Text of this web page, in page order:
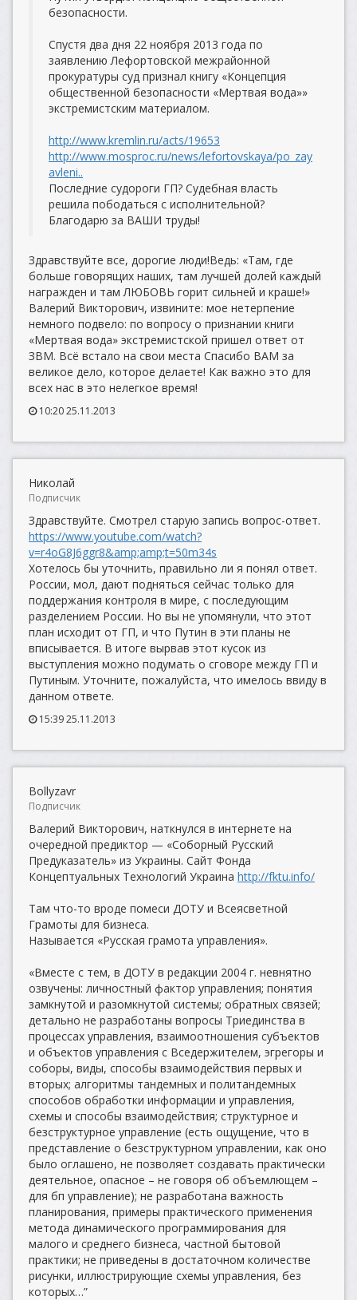
безопасности.
Спустя два дня 22 ноября 2013 года по
заявлению Лефортовской межрайонной
прокуратуры суд признал книгу «Концепция
общественной безопасности «Мертвая вода»»
экстремистским материалом.
http://www.kremlin.ru/acts/19653
http://www.mosproc.ru/news/lefortovskaya/po_zay
avleni..
Последние судороги ГП? Судебная власть
решила пободаться с исполнительной?
Благодарю за ВАШИ труды!
Здравствуйте все, дорогие люди!Ведь: «Там, где
больше говорящих наших, там лучшей долей каждый
награжден и там ЛЮБОВЬ горит сильней и краше!»
Валерий Викторович, извините: мое нетерпение
немного подвело: по вопросу о признании книги
«Мертвая вода» экстремистской пришел ответ от
ЗВМ. Всё встало на свои места Спасибо ВАМ за
великое дело, которое делаете! Как важно это для
всех нас в это нелегкое время!
10:20 25.11.2013
Николай
Подписчик
Здравствуйте. Смотрел старую запись вопрос-ответ.
https://www.youtube.com/watch?
v=r4oG8J6ggr8&amp;amp;t=50m34s
Хотелось бы уточнить, правильно ли я понял ответ.
России, мол, дают подняться сейчас только для
поддержания контроля в мире, с последующим
разделением России. Но вы не упомянули, что этот
план исходит от ГП, и что Путин в эти планы не
вписывается. В итоге вырвав этот кусок из
выступления можно подумать о сговоре между ГП и
Путиным. Уточните, пожалуйста, что имелось ввиду в
данном ответе.
15:39 25.11.2013
Bollyzavr
Подписчик
Валерий Викторович, наткнулся в интернете на
очередной предиктор — «Соборный Русский
Предуказатель» из Украины. Сайт Фонда
Концептуальных Технологий Украина http://fktu.info/
Там что-то вроде помеси ДОТУ и Всеясветной
Грамоты для бизнеса.
Называется «Русская грамота управления».
«Вместе с тем, в ДОТУ в редакции 2004 г. невнятно
озвучены: личностный фактор управления; понятия
замкнутой и разомкнутой системы; обратных связей;
детально не разработаны вопросы Триединства в
процессах управления, взаимоотношения субъектов
и объектов управления с Вседержителем, эгрегоры и
соборы, виды, способы взаимодействия первых и
вторых; алгоритмы тандемных и политандемных
способов обработки информации и управления,
схемы и способы взаимодействия; структурное и
безструктурное управление (есть ощущение, что в
представление о безструктурном управлении, как оно
было оглашено, не позволяет создавать практически
деятельное, опасное – не говоря об объемлющем –
для бп управление); не разработана важность
планирования, примеры практического применения
метода динамического программирования для
малого и среднего бизнеса, частной бытовой
практики; не приведены в достаточном количестве
рисунки, иллюстрирующие схемы управления, без
которых…”